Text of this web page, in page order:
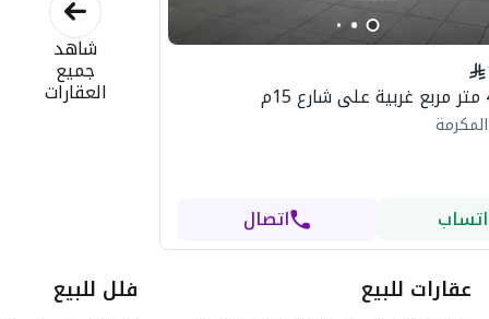
اتصال
شاهد
جميع
العقارات
عقارات للبيع فلل للبيع